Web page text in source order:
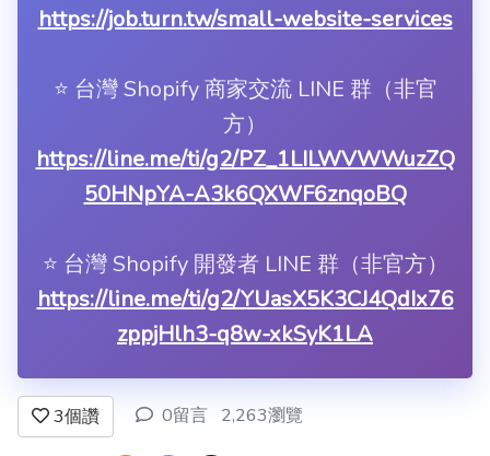
https://job.turn.tw/small-website-services
⭐️ 台灣 Shopify 商家交流 LINE 群（非官
方）
https://line.me/ti/g2/PZ_1LILWVWWuzZQ
50HNpYA-A3k6QXWF6znqoBQ
⭐️ 台灣 Shopify 開發者 LINE 群（非官方）
https://line.me/ti/g2/YUasX5K3CJ4QdIx76
zppjHlh3-q8w-xkSyK1LA
3個讚 0留言 2,263瀏覽